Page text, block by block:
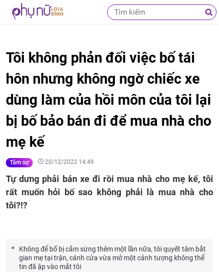
Tôi không phản đối việc bố tái
hôn nhưng không ngờ chiếc xe
dùng làm của hồi môn của tôi lại
bị bố bảo bán đi để mua nhà cho
mẹ kế
Tâm sự 20/12/2022 14:49
Tự dưng phải bán xe đi rồi mua nhà cho mẹ kế, tôi
rất muốn hỏi bố sao không phải là mua nhà cho
tôi?!?
Không để bố bị cắm sừng thêm một lần nữa, tôi quyết tâm bắt
gian mẹ tại trận, cánh cửa vừa mở một cảnh tượng không thể
tin đã ập vào mắt tôi